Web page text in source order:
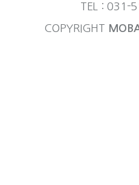
TEL : 031-
COPYRIGHT